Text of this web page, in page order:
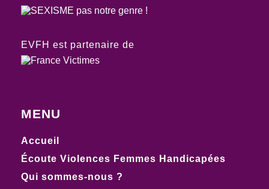
EVFH est partenaire de
MENU
Accueil
Écoute Violences Femmes Handicapées
Qui sommes-nous ?